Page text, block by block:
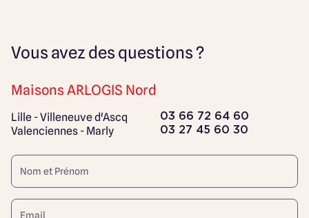
Vous avez des questions ?
Maisons ARLOGIS Nord
Lille - Villeneuve d'Ascq 03 66 72 64 60
Valenciennes - Marly 03 27 45 60 30